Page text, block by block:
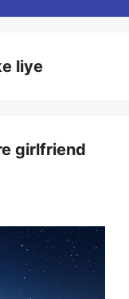
liye
girlfriend